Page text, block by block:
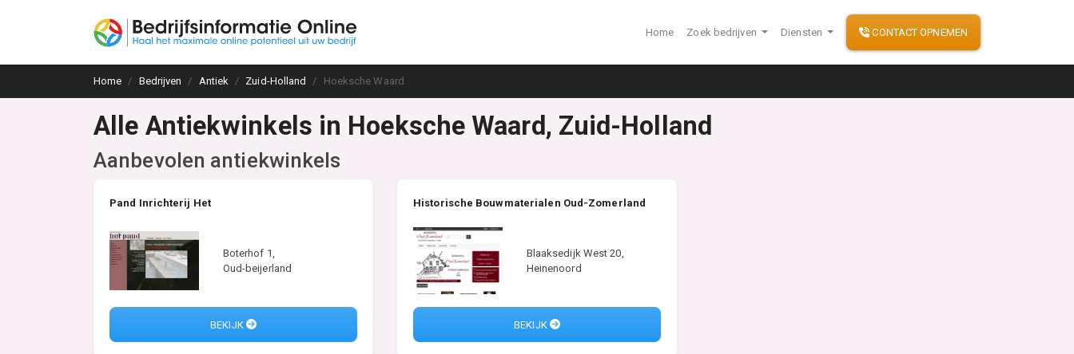
Home Zoek bedrijven Diensten CONTACT OPNEMEN
Home Bedrijven Antiek Zuid-Holland Hoeksche Waard
Alle Antiekwinkels in Hoeksche Waard, Zuid-Holland
Aanbevolen antiekwinkels
Pand Inrichterij Het
Boterhof 1,
Oud-beijerland
BEKIJK
Historische Bouwmaterialen Oud-Zomerland
Blaaksedijk West 20,
Heinenoord
BEKIJK